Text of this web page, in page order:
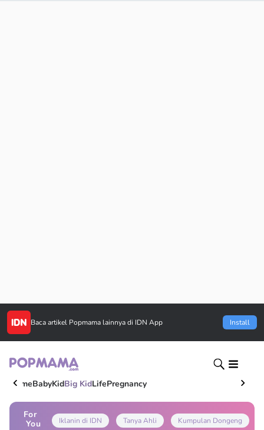
Baca artikel Popmama lainnya di IDN App Install
HomeBabyKidBig KidLifePregnancy
For
You
Iklanin di IDN Tanya Ahli Kumpulan Dongeng